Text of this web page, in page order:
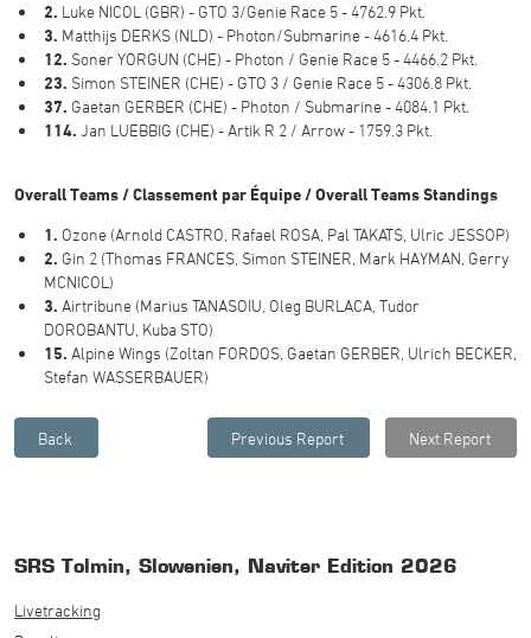
2. Luke NICOL (GBR) - GTO 3/Genie Race 5 - 4762.9 Pkt.
3. Matthijs DERKS (NLD) - Photon/Submarine - 4616.4 Pkt.
12. Soner YORGUN (CHE) - Photon / Genie Race 5 - 4466.2 Pkt.
23. Simon STEINER (CHE) - GTO 3 / Genie Race 5 - 4306.8 Pkt.
37. Gaetan GERBER (CHE) - Photon / Submarine - 4084.1 Pkt.
114. Jan LUEBBIG (CHE) - Artik R 2 / Arrow - 1759.3 Pkt.
Overall Teams / Classement par Équipe / Overall Teams Standings
1. Ozone (Arnold CASTRO, Rafael ROSA, Pal TAKATS, Ulric JESSOP)
2. Gin 2 (Thomas FRANCES, Simon STEINER, Mark HAYMAN, Gerry
MCNICOL)
3. Airtribune (Marius TANASOIU, Oleg BURLACA, Tudor
DOROBANTU, Kuba STO)
15. Alpine Wings (Zoltan FORDOS, Gaetan GERBER, Ulrich BECKER,
Stefan WASSERBAUER)
SRS Tolmin, Slowenien, Naviter Edition 2026
Livetracking